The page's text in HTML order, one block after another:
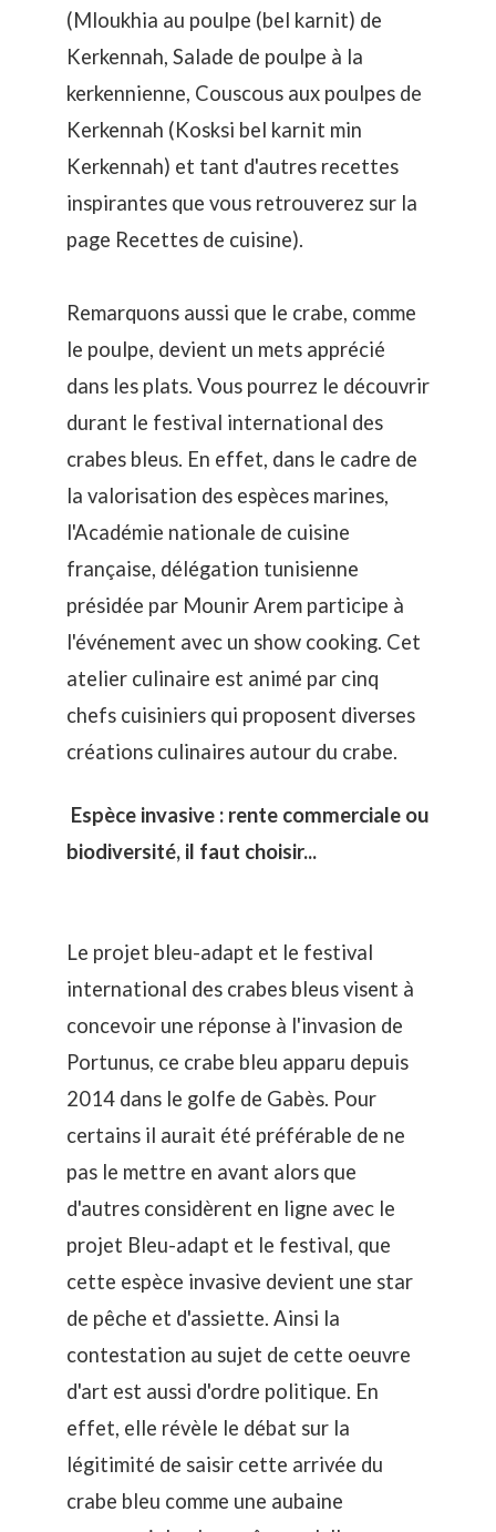
(Mloukhia au poulpe (bel karnit) de
Kerkennah, Salade de poulpe à la
kerkennienne, Couscous aux poulpes de
Kerkennah (Kosksi bel karnit min
Kerkennah) et tant d'autres recettes
inspirantes que vous retrouverez sur la
page Recettes de cuisine).
Remarquons aussi que le crabe, comme
le poulpe, devient un mets apprécié
dans les plats. Vous pourrez le découvrir
durant le festival international des
crabes bleus. En effet, dans le cadre de
la valorisation des espèces marines,
l'Académie nationale de cuisine
française, délégation tunisienne
présidée par Mounir Arem participe à
l'événement avec un show cooking. Cet
atelier culinaire est animé par cinq
chefs cuisiniers qui proposent diverses
créations culinaires autour du crabe.
Espèce invasive : rente commerciale ou
biodiversité, il faut choisir...
Le projet bleu-adapt et le festival
international des crabes bleus visent à
concevoir une réponse à l'invasion de
Portunus, ce crabe bleu apparu depuis
2014 dans le golfe de Gabès. Pour
certains il aurait été préférable de ne
pas le mettre en avant alors que
d'autres considèrent en ligne avec le
projet Bleu-adapt et le festival, que
cette espèce invasive devient une star
de pêche et d'assiette. Ainsi la
contestation au sujet de cette oeuvre
d'art est aussi d'ordre politique. En
effet, elle révèle le débat sur la
légitimité de saisir cette arrivée du
crabe bleu comme une aubaine